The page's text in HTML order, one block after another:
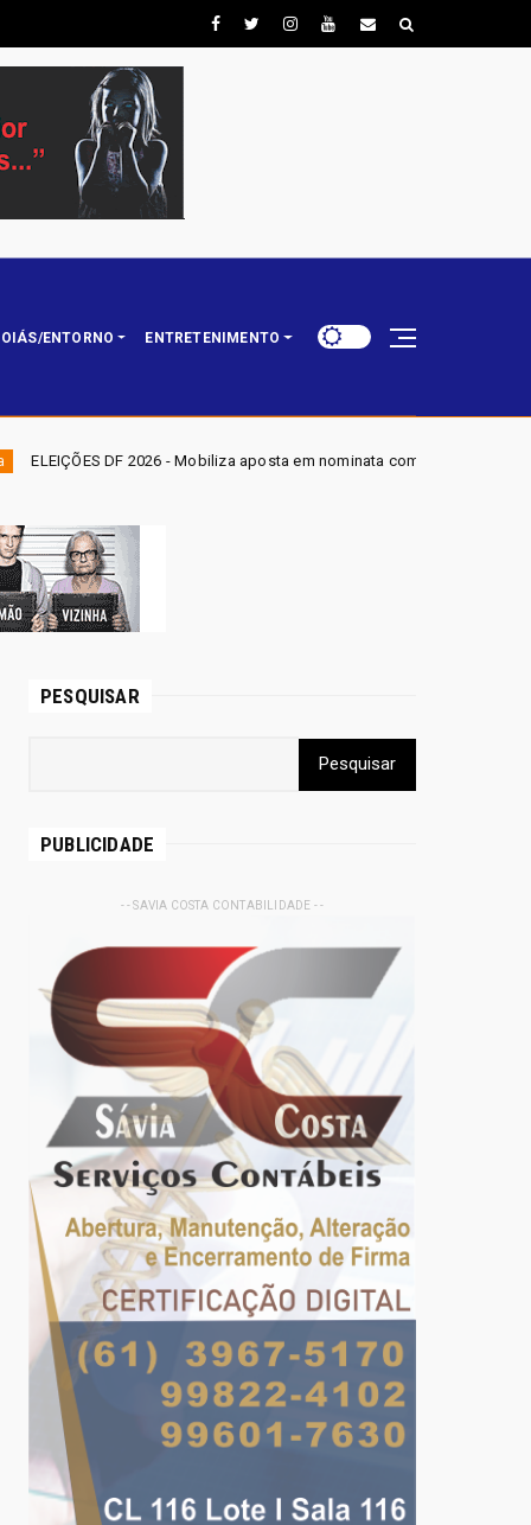
ENTORNO ENTRETENIMENTO
aposta em nominata completa e mira eleger três deputados distritais em
PESQUISAR
PUBLICIDADE
- - SAVIA COSTA CONTABILIDADE - -